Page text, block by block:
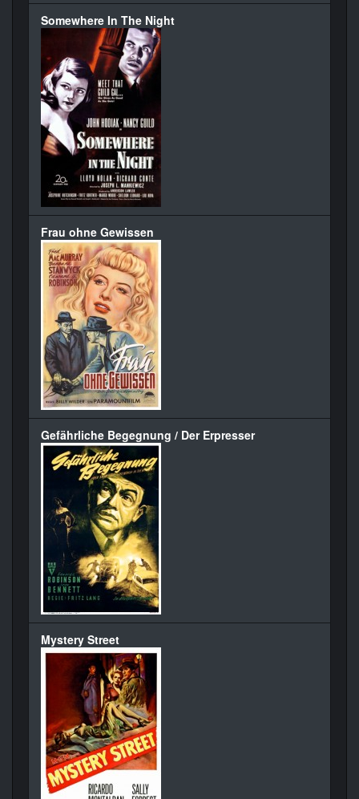
Somewhere In The Night
Frau ohne Gewissen
Gefährliche Begegnung / Der Erpresser
Mystery Street